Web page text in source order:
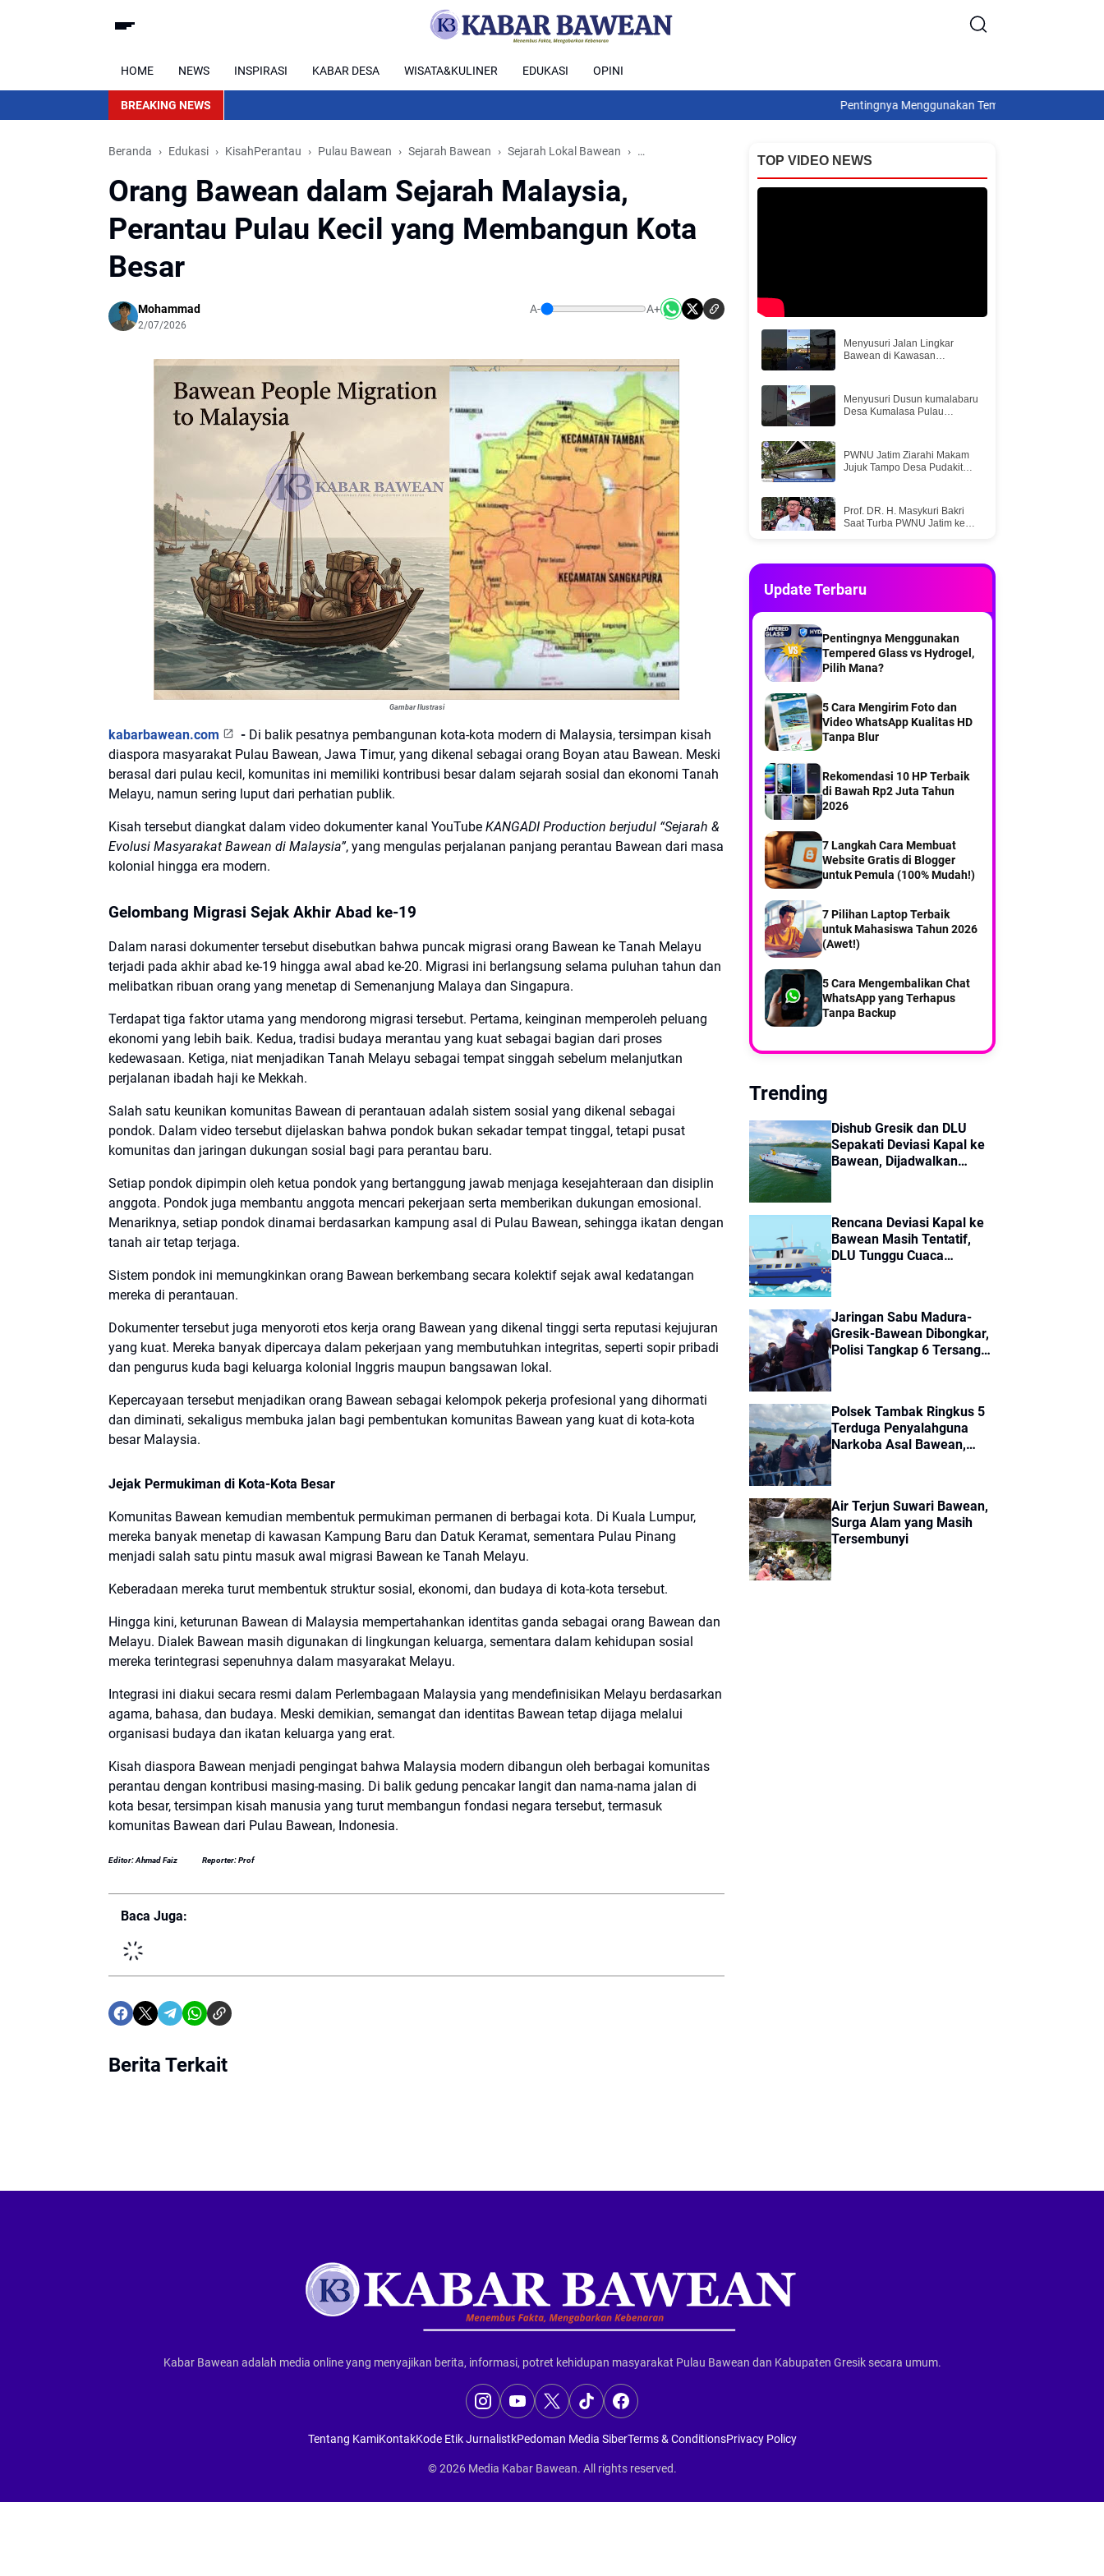
HOME NEWS INSPIRASI KABAR DESA WISATA&KULINER EDUKASI OPINI
BREAKING NEWS Pentingnya Menggunakan Tempered Glass vs Hydrogel,
Beranda Edukasi KisahPerantau Pulau Bawean Sejarah Bawean Sejarah Lokal Bawean Sejarah Perantau Bawean Malaysia
Orang Bawean dalam Sejarah Malaysia,
Perantau Pulau Kecil yang Membangun Kota
Besar
Mohammad
2/07/2026
A- A+
Gambar Ilustrasi
kabarbawean.com - Di balik pesatnya pembangunan kota-kota modern di Malaysia, tersimpan kisah
diaspora masyarakat Pulau Bawean, Jawa Timur, yang dikenal sebagai orang Boyan atau Bawean. Meski
berasal dari pulau kecil, komunitas ini memiliki kontribusi besar dalam sejarah sosial dan ekonomi Tanah
Melayu, namun sering luput dari perhatian publik.
Kisah tersebut diangkat dalam video dokumenter kanal YouTube KANGADI Production berjudul “Sejarah &
Evolusi Masyarakat Bawean di Malaysia”, yang mengulas perjalanan panjang perantau Bawean dari masa
kolonial hingga era modern.
Gelombang Migrasi Sejak Akhir Abad ke-19
Dalam narasi dokumenter tersebut disebutkan bahwa puncak migrasi orang Bawean ke Tanah Melayu
terjadi pada akhir abad ke-19 hingga awal abad ke-20. Migrasi ini berlangsung selama puluhan tahun dan
melibatkan ribuan orang yang menetap di Semenanjung Malaya dan Singapura.
Terdapat tiga faktor utama yang mendorong migrasi tersebut. Pertama, keinginan memperoleh peluang
ekonomi yang lebih baik. Kedua, tradisi budaya merantau yang kuat sebagai bagian dari proses
kedewasaan. Ketiga, niat menjadikan Tanah Melayu sebagai tempat singgah sebelum melanjutkan
perjalanan ibadah haji ke Mekkah.
Salah satu keunikan komunitas Bawean di perantauan adalah sistem sosial yang dikenal sebagai
pondok. Dalam video tersebut dijelaskan bahwa pondok bukan sekadar tempat tinggal, tetapi pusat
komunitas dan jaringan dukungan sosial bagi para perantau baru.
Setiap pondok dipimpin oleh ketua pondok yang bertanggung jawab menjaga kesejahteraan dan disiplin
anggota. Pondok juga membantu anggota mencari pekerjaan serta memberikan dukungan emosional.
Menariknya, setiap pondok dinamai berdasarkan kampung asal di Pulau Bawean, sehingga ikatan dengan
tanah air tetap terjaga.
Sistem pondok ini memungkinkan orang Bawean berkembang secara kolektif sejak awal kedatangan
mereka di perantauan.
Dokumenter tersebut juga menyoroti etos kerja orang Bawean yang dikenal tinggi serta reputasi kejujuran
yang kuat. Mereka banyak dipercaya dalam pekerjaan yang membutuhkan integritas, seperti sopir pribadi
dan pengurus kuda bagi keluarga kolonial Inggris maupun bangsawan lokal.
Kepercayaan tersebut menjadikan orang Bawean sebagai kelompok pekerja profesional yang dihormati
dan diminati, sekaligus membuka jalan bagi pembentukan komunitas Bawean yang kuat di kota-kota
besar Malaysia.
Jejak Permukiman di Kota-Kota Besar
Komunitas Bawean kemudian membentuk permukiman permanen di berbagai kota. Di Kuala Lumpur,
mereka banyak menetap di kawasan Kampung Baru dan Datuk Keramat, sementara Pulau Pinang
menjadi salah satu pintu masuk awal migrasi Bawean ke Tanah Melayu.
Keberadaan mereka turut membentuk struktur sosial, ekonomi, dan budaya di kota-kota tersebut.
Hingga kini, keturunan Bawean di Malaysia mempertahankan identitas ganda sebagai orang Bawean dan
Melayu. Dialek Bawean masih digunakan di lingkungan keluarga, sementara dalam kehidupan sosial
mereka terintegrasi sepenuhnya dalam masyarakat Melayu.
Integrasi ini diakui secara resmi dalam Perlembagaan Malaysia yang mendefinisikan Melayu berdasarkan
agama, bahasa, dan budaya. Meski demikian, semangat dan identitas Bawean tetap dijaga melalui
organisasi budaya dan ikatan keluarga yang erat.
Kisah diaspora Bawean menjadi pengingat bahwa Malaysia modern dibangun oleh berbagai komunitas
perantau dengan kontribusi masing-masing. Di balik gedung pencakar langit dan nama-nama jalan di
kota besar, tersimpan kisah manusia yang turut membangun fondasi negara tersebut, termasuk
komunitas Bawean dari Pulau Bawean, Indonesia.
Editor: Ahmad Faiz Reporter: Prof
Baca Juga:
Berita Terkait
TOP VIDEO NEWS
Menyusuri Jalan Lingkar
Bawean di Kawasan
Menyusuri Dusun kumalabaru
Desa Kumalasa Pulau
PWNU Jatim Ziarahi Makam
Jujuk Tampo Desa Pudakit
Prof. DR. H. Masykuri Bakri
Saat Turba PWNU Jatim ke
Menikmati Keindahan Senja
Kumalasa Pulau Bawean
Tenggelam di Perairan
Selatan Bawean, Lima ABK
Selamat
Gotong royong menjadi solusi
di tengah keterbatasan Warga
Bawean
Part 2Menyusuri Desa
Kebontelukdalam Pulau
Part 1Menyusuri Desa
Kebontelukdalam Pulau
Bawean
Update Terbaru
Pentingnya Menggunakan
Tempered Glass vs Hydrogel,
Pilih Mana?
5 Cara Mengirim Foto dan
Video WhatsApp Kualitas HD
Tanpa Blur
Rekomendasi 10 HP Terbaik
di Bawah Rp2 Juta Tahun
2026
7 Langkah Cara Membuat
Website Gratis di Blogger
untuk Pemula (100% Mudah!)
7 Pilihan Laptop Terbaik
untuk Mahasiswa Tahun 2026
(Awet!)
5 Cara Mengembalikan Chat
WhatsApp yang Terhapus
Tanpa Backup
Trending
Dishub Gresik dan DLU
Sepakati Deviasi Kapal ke
Bawean, Dijadwalkan
Rencana Deviasi Kapal ke
Bawean Masih Tentatif,
DLU Tunggu Cuaca
Jaringan Sabu Madura-
Gresik-Bawean Dibongkar,
Polisi Tangkap 6 Tersangka
Polsek Tambak Ringkus 5
Terduga Penyalahguna
Narkoba Asal Bawean,
Air Terjun Suwari Bawean,
Surga Alam yang Masih
Tersembunyi
Kabar Bawean adalah media online yang menyajikan berita, informasi, potret kehidupan masyarakat Pulau Bawean dan Kabupaten Gresik secara umum.
Tentang KamiKontakKode Etik JurnalistkPedoman Media SiberTerms & ConditionsPrivacy Policy
© 2026 Media Kabar Bawean. All rights reserved.